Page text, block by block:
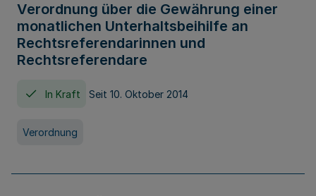
Verordnung über die Gewährung einer
monatlichen Unterhaltsbeihilfe an
Rechtsreferendarinnen und
Rechtsreferendare
In Kraft Seit 10. Oktober 2014
Verordnung